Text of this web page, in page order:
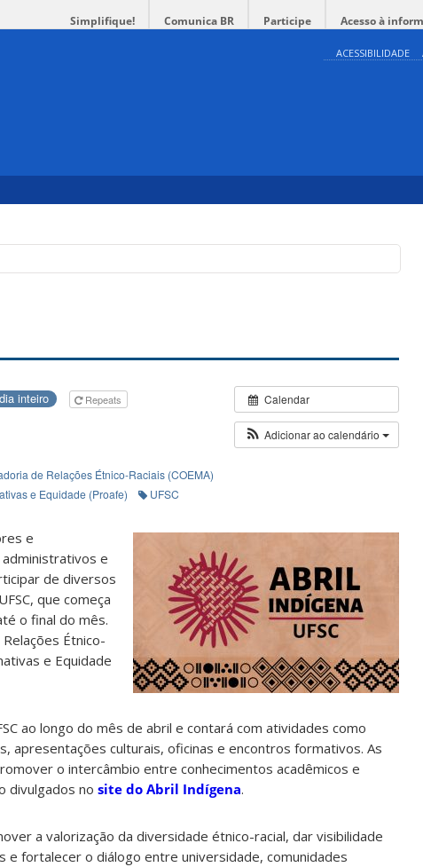
Simplifique! Comunica BR Participe Acesso à
ACESSIBILIDADE
Calendar
Adicionar ao calendário
dia inteiro Repeats
de Relações Étnico-Raciais (COEMA)
e Equidade (Proafe)
UFSC
e
e
de diversos
que começa
o final do mês.
Étnico-
e Equidade
ao longo do mês de abril e contará com atividades como
apresentações culturais, oficinas e encontros formativos. As
o intercâmbio entre conhecimentos acadêmicos e
divulgados no site do Abril Indígena.
a valorização da diversidade étnico-racial, dar visibilidade
e fortalecer o diálogo entre universidade, comunidades